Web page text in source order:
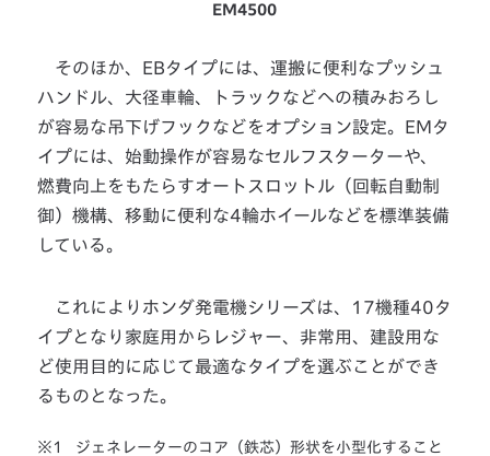
EM4500
そのほか、EBタイプには、運搬に便利なプッシュ
ハンドル、大径車輪、トラックなどへの積みおろし
が容易な吊下げフックなどをオプション設定。EMタ
イプには、始動操作が容易なセルフスターターや、
燃費向上をもたらすオートスロットル（回転自動制
御）機構、移動に便利な4輪ホイールなどを標準装備
している。
これによりホンダ発電機シリーズは、17機種40タ
イプとなり家庭用からレジャー、非常用、建設用な
ど使用目的に応じて最適なタイプを選ぶことができ
るものとなった。
※1
ジェネレーターのコア（鉄芯）形状を小型化すること